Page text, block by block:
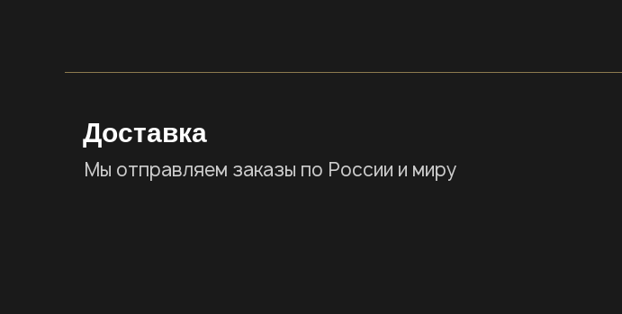
Доставка
Мы отправляем заказы по России и миру